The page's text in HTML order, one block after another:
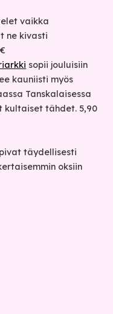
vaikka
ne kivasti
sopii jouluisiin
kauniisti myös
Tanskalaisessa
kultaiset tähdet. 5,90
täydellisesti
oksiin